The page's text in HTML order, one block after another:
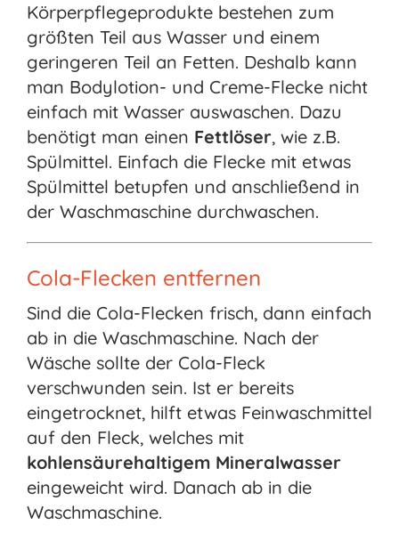
Körperpflegeprodukte bestehen zum
größten Teil aus Wasser und einem
geringeren Teil an Fetten. Deshalb kann
man Bodylotion- und Creme-Flecke nicht
einfach mit Wasser auswaschen. Dazu
benötigt man einen Fettlöser, wie z.B.
Spülmittel. Einfach die Flecke mit etwas
Spülmittel betupfen und anschließend in
der Waschmaschine durchwaschen.
Cola-Flecken entfernen
Sind die Cola-Flecken frisch, dann einfach
ab in die Waschmaschine. Nach der
Wäsche sollte der Cola-Fleck
verschwunden sein. Ist er bereits
eingetrocknet, hilft etwas Feinwaschmittel
auf den Fleck, welches mit
kohlensäurehaltigem Mineralwasser
eingeweicht wird. Danach ab in die
Waschmaschine.